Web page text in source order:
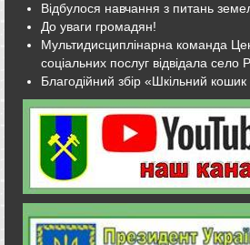
Відбулося навчання з питань
До уваги громадян!
Мультидисциплінарна команда
соціальних послуг відвідала село
Благодійний збір «Шкільний